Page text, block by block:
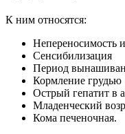
К ним относятся:
Непереносимость
Сенсибилизация
Период
Кормление грудью
Острый гепатит в
Младенческий
Кома печеночная.